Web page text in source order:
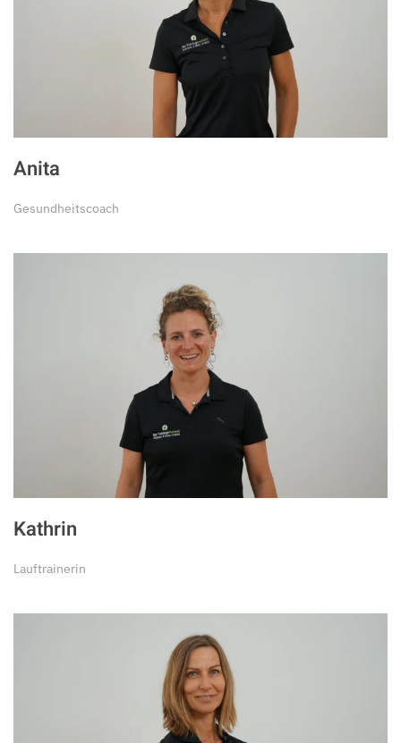
Anita
Gesundheitscoach
Kathrin
Lauftrainerin